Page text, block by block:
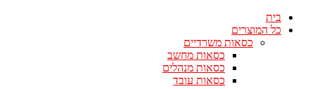
בית
כל המוצרים
כסאות משרדיים
כסאות מחשב
כסאות מנהלים
כסאות עובד